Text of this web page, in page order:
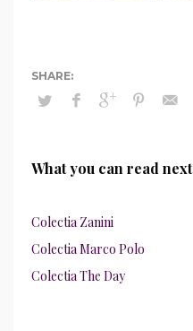
What you can read next
Colectia Zanini
Colectia Marco Polo
Colectia The Day